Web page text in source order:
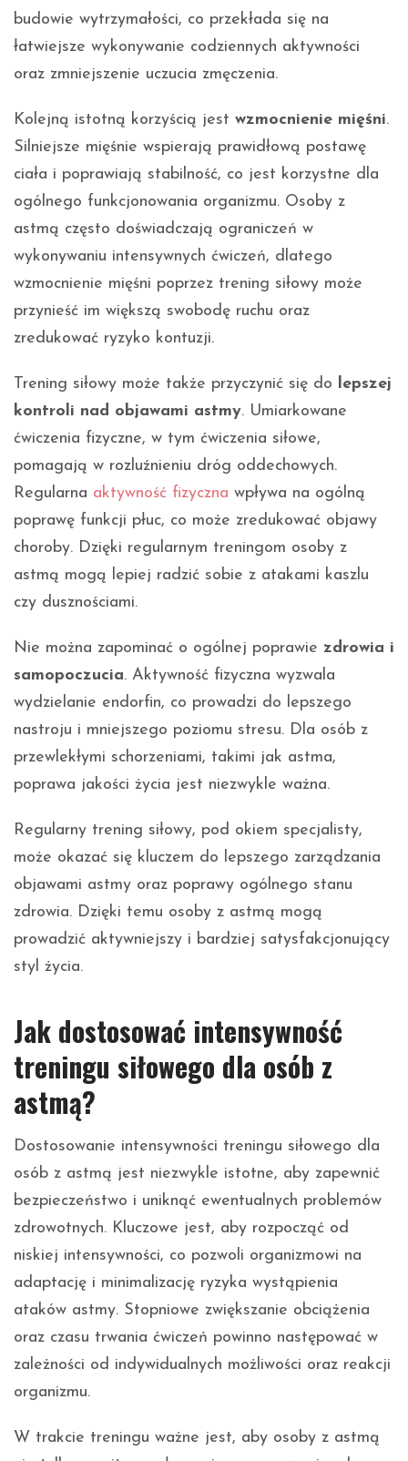
budowie wytrzymałości, co przekłada się na
łatwiejsze wykonywanie codziennych aktywności
oraz zmniejszenie uczucia zmęczenia.
Kolejną istotną korzyścią jest wzmocnienie mięśni.
Silniejsze mięśnie wspierają prawidłową postawę
ciała i poprawiają stabilność, co jest korzystne dla
ogólnego funkcjonowania organizmu. Osoby z
astmą często doświadczają ograniczeń w
wykonywaniu intensywnych ćwiczeń, dlatego
wzmocnienie mięśni poprzez trening siłowy może
przynieść im większą swobodę ruchu oraz
zredukować ryzyko kontuzji.
Trening siłowy może także przyczynić się do lepszej
kontroli nad objawami astmy. Umiarkowane
ćwiczenia fizyczne, w tym ćwiczenia siłowe,
pomagają w rozluźnieniu dróg oddechowych.
Regularna aktywność fizyczna wpływa na ogólną
poprawę funkcji płuc, co może zredukować objawy
choroby. Dzięki regularnym treningom osoby z
astmą mogą lepiej radzić sobie z atakami kaszlu
czy dusznościami.
Nie można zapominać o ogólnej poprawie zdrowia i
samopoczucia. Aktywność fizyczna wyzwala
wydzielanie endorfin, co prowadzi do lepszego
nastroju i mniejszego poziomu stresu. Dla osób z
przewlekłymi schorzeniami, takimi jak astma,
poprawa jakości życia jest niezwykle ważna.
Regularny trening siłowy, pod okiem specjalisty,
może okazać się kluczem do lepszego zarządzania
objawami astmy oraz poprawy ogólnego stanu
zdrowia. Dzięki temu osoby z astmą mogą
prowadzić aktywniejszy i bardziej satysfakcjonujący
styl życia.
Jak dostosować intensywność
treningu siłowego dla osób z
astmą?
Dostosowanie intensywności treningu siłowego dla
osób z astmą jest niezwykle istotne, aby zapewnić
bezpieczeństwo i uniknąć ewentualnych problemów
zdrowotnych. Kluczowe jest, aby rozpocząć od
niskiej intensywności, co pozwoli organizmowi na
adaptację i minimalizację ryzyka wystąpienia
ataków astmy. Stopniowe zwiększanie obciążenia
oraz czasu trwania ćwiczeń powinno następować w
zależności od indywidualnych możliwości oraz reakcji
organizmu.
W trakcie treningu ważne jest, aby osoby z astmą